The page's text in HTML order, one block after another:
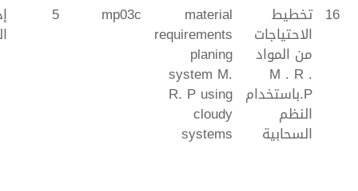
16 تخطيط
الاحتياجات
من المواد
M . R .
P.باستخدام
النظم
السحابية
material
requirements
planing
system M.
R. P using
cloudy
systems
mp03c
5